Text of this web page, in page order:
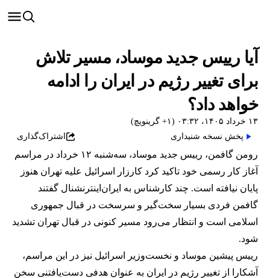
آیا رییس جدید موساد، مسیر تلاش
برای تغییر رژیم در ایران را ادامه
خواهد داد؟
۱۳ خرداد ۱۴۰۵، ۰۳:۳۲ (‎+۱ گرینویچ)
پخش نسخه شنیداری
اشتراک‌گذاری
رومن گافمن، رییس جدید موساد، سه‌شنبه ۱۲ خرداد در مراسم
آغاز کار رسمی خود تاکید کرد کارزار اسرائیل علیه تهران هنوز
پایان نیافته است. چند کارشناس به ایران‌اینترنشنال گفتند
گافمن فردی بسیار سخت‌گیر و سرسخت در قبال جمهوری
اسلامی است و انتظار می‌رود مسیر کنونی در قبال تهران تشدید
شود.
رییس پیشین موساد و نخست‌وزیر اسرائیل نیز در این مراسم،
آشکارا از تغییر رژیم در ایران به عنوان هدفی دست‌یافتنی سخن